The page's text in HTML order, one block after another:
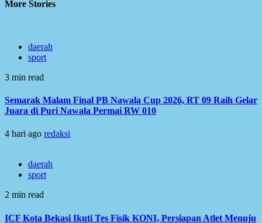
More Stories
daerah
sport
3 min read
Semarak Malam Final PB Nawala Cup 2026, RT 09 Raih Gelar
Juara di Puri Nawala Permai RW 010
4 hari ago redaksi
daerah
sport
2 min read
ICF Kota Bekasi Ikuti Tes Fisik KONI, Persiapan Atlet Menuju